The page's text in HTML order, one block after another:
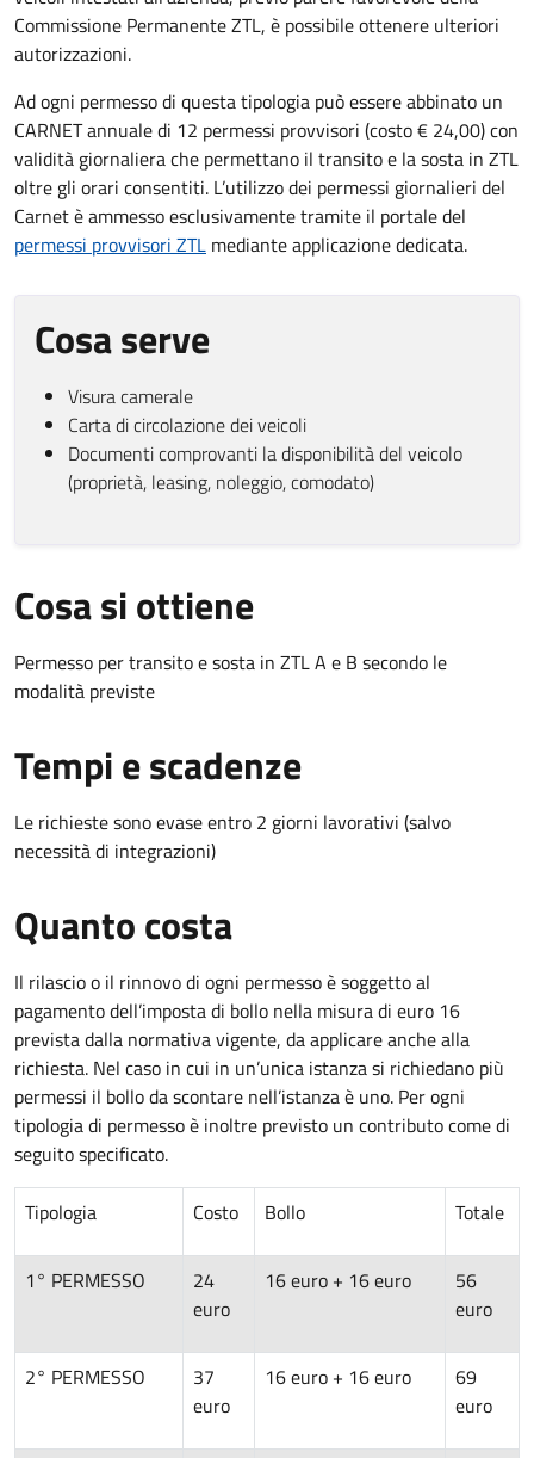
Commissione Permanente ZTL, è possibile ottenere ulteriori
autorizzazioni.
Ad ogni permesso di questa tipologia può essere abbinato un
CARNET annuale di 12 permessi provvisori (costo € 24,00) con
validità giornaliera che permettano il transito e la sosta in ZTL
oltre gli orari consentiti. L’utilizzo dei permessi giornalieri del
Carnet è ammesso esclusivamente tramite il portale del
permessi provvisori ZTL mediante applicazione dedicata.
Cosa serve
Visura camerale
Carta di circolazione dei veicoli
Documenti comprovanti la disponibilità del veicolo
(proprietà, leasing, noleggio, comodato)
Cosa si ottiene
Permesso per transito e sosta in ZTL A e B secondo le
modalità previste
Tempi e scadenze
Le richieste sono evase entro 2 giorni lavorativi (salvo
necessità di integrazioni)
Quanto costa
Il rilascio o il rinnovo di ogni permesso è soggetto al
pagamento dell’imposta di bollo nella misura di euro 16
prevista dalla normativa vigente, da applicare anche alla
richiesta. Nel caso in cui in un’unica istanza si richiedano più
permessi il bollo da scontare nell’istanza è uno. Per ogni
tipologia di permesso è inoltre previsto un contributo come di
seguito specificato.
Tipologia Costo Bollo Totale
1° PERMESSO
24
euro
16 euro + 16 euro
56
euro
2° PERMESSO
37
euro
16 euro + 16 euro
69
euro